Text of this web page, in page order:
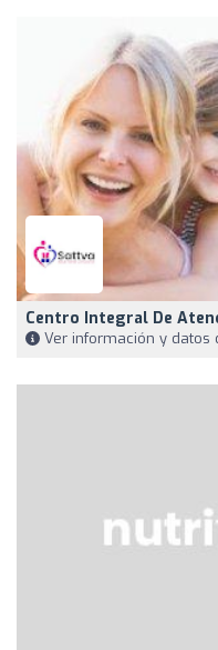
Centro Integral De
Ver información y datos